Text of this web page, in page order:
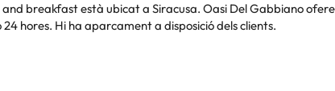
breakfast està ubicat a Siracusa. Oasi Del Gabbiano
hores. Hi ha aparcament a disposició dels clients.